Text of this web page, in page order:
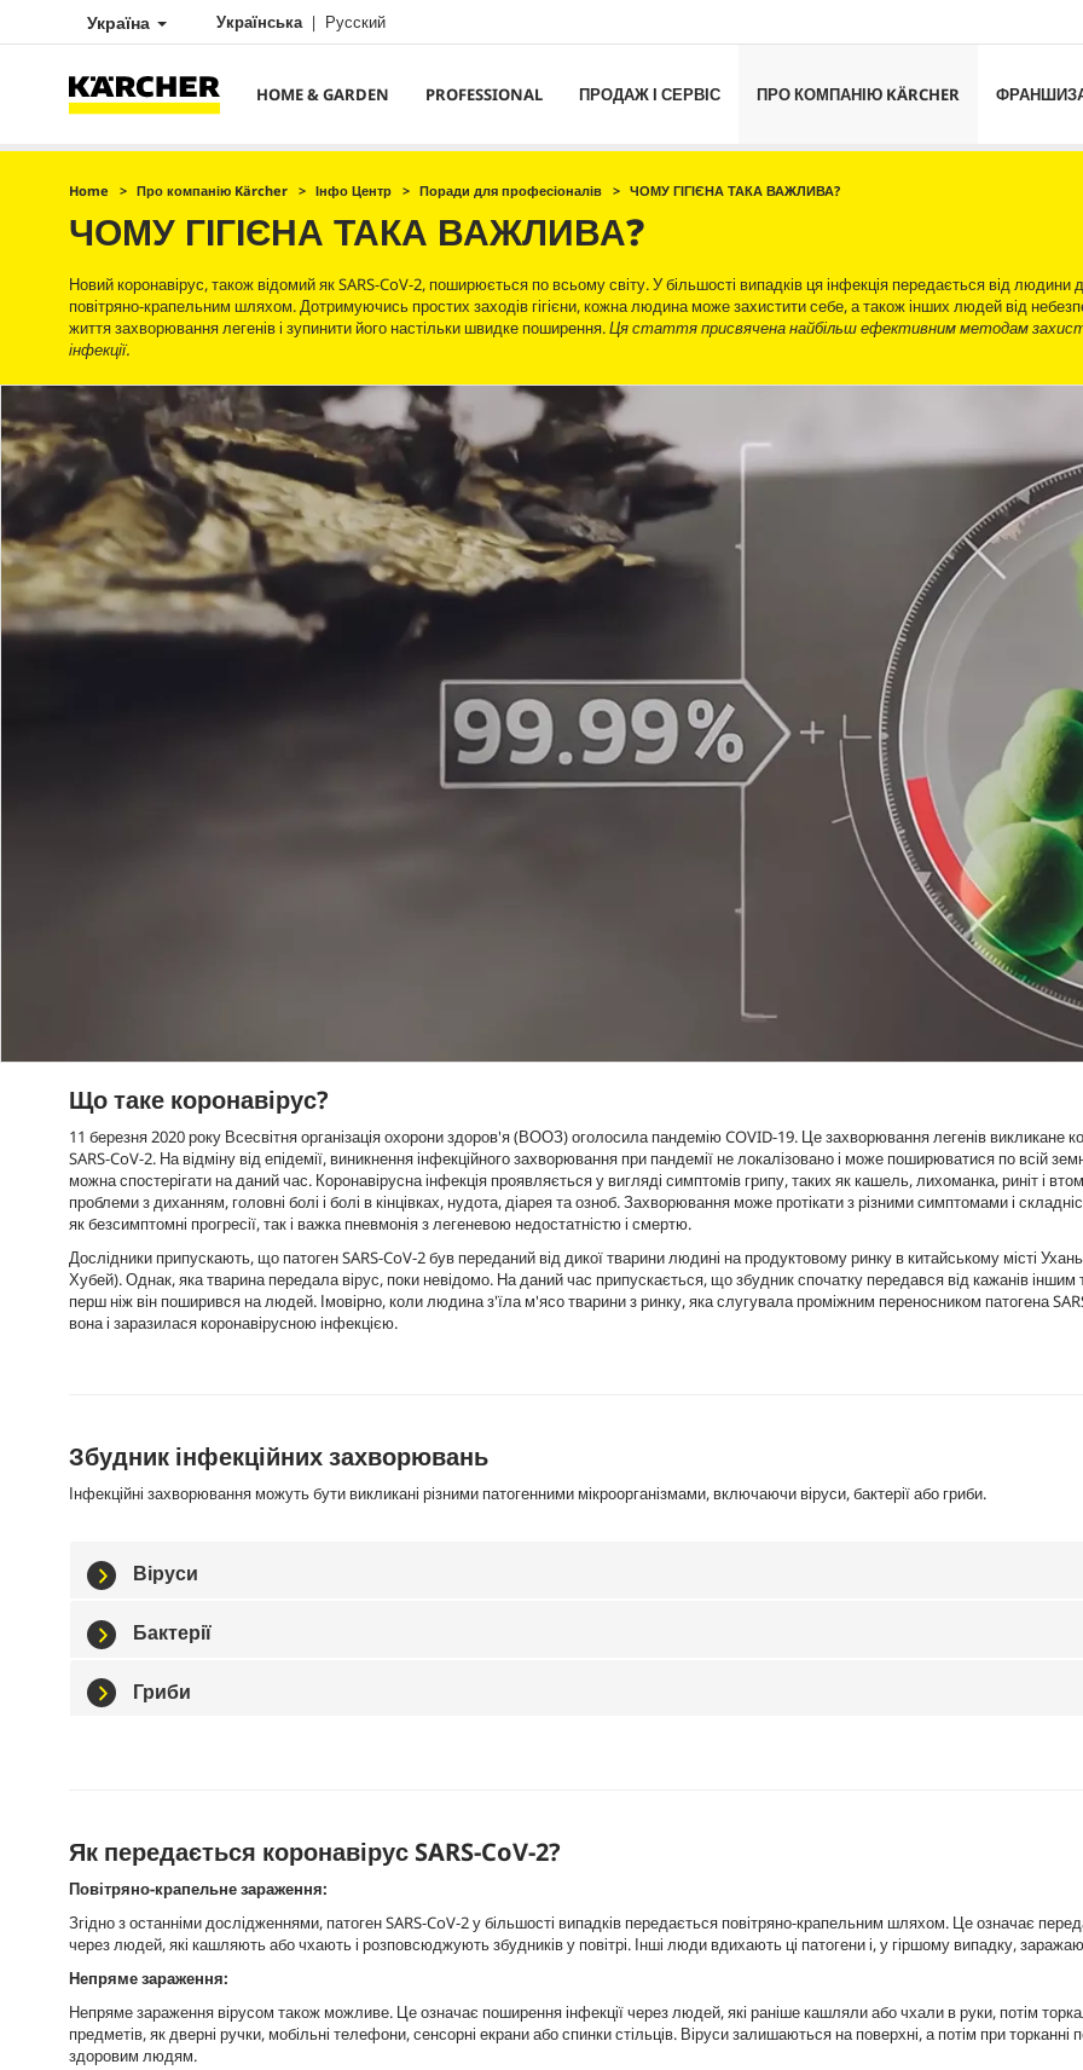
Україна Українська Русский
HOME & GARDEN PROFESSIONAL ПРОДАЖ І СЕРВІС ПРО КОМПАНІЮ KÄRCHER
Home Про компанію Kärcher Інфо Центр Поради для професіоналів ЧОМУ ГІГІЄНА ТАКА ВАЖЛИВА?
ЧОМУ ГІГІЄНА ТАКА ВАЖЛИВА?
Новий коронавірус, також відомий як SARS-CoV-2, поширюється по всьому світу. У більшості випадків ця інфекція передається від
повітряно-крапельним шляхом. Дотримуючись простих заходів гігієни, кожна людина може захистити себе, а також інших людей від
життя захворювання легенів і зупинити його настільки швидке поширення.Ця стаття присвячена найбільш ефективним методам
інфекції.
Що таке коронавірус?
11 березня 2020 року Всесвітня організація охорони здоров'я (ВООЗ) оголосила пандемію COVID-19. Це захворювання легенів викликане
SARS-CoV-2. На відміну від епідемії, виникнення інфекційного захворювання при пандемії не локалізовано і може поширюватися по всій
можна спостерігати на даний час. Коронавірусна інфекція проявляється у вигляді симптомів грипу, таких як кашель, лихоманка, риніт і
проблеми з диханням, головні болі і болі в кінцівках, нудота, діарея та озноб. Захворювання може протікати з різними симптомами і
як безсимптомні прогресії, так і важка пневмонія з легеневою недостатністю і смертю.
Дослідники припускають, що патоген SARS-CoV-2 був переданий від дикої тварини людині на продуктовому ринку в китайському місті Ухань
Хубей). Однак, яка тварина передала вірус, поки невідомо. На даний час припускається, що збудник спочатку передався від кажанів іншим
перш ніж він поширився на людей. Імовірно, коли людина з'їла м'ясо тварини з ринку, яка слугувала проміжним переносником патогена
вона і заразилася коронавірусною інфекцією.
Збудник інфекційних захворювань
Інфекційні захворювання можуть бути викликані різними патогенними мікроорганізмами, включаючи віруси, бактерії або гриби.
Віруси
Бактерії
Гриби
Як передається коронавірус SARS-CoV-2?
Повітряно-крапельне зараження:
Згідно з останніми дослідженнями, патоген SARS-CoV-2 у більшості випадків передається повітряно-крапельним шляхом. Це означає
через людей, які кашляють або чхають і розповсюджують збудників у повітрі. Інші люди вдихають ці патогени і, у гіршому випадку,
Непряме зараження:
Непряме зараження вірусом також можливе. Це означає поширення інфекції через людей, які раніше кашляли або чхали в руки, потім
предметів, як дверні ручки, мобільні телефони, сенсорні екрани або спинки стільців. Віруси залишаються на поверхні, а потім при торканні
здоровим людям.